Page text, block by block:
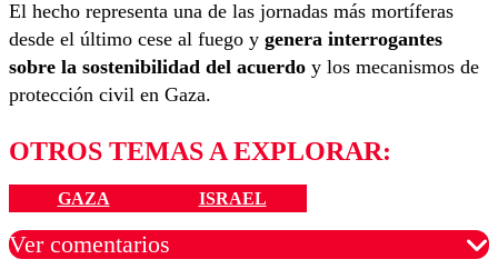
El hecho representa una de las jornadas más mortíferas
desde el último cese al fuego y genera interrogantes
sobre la sostenibilidad del acuerdo y los mecanismos de
protección civil en Gaza.
OTROS TEMAS A EXPLORAR:
GAZA ISRAEL
Ver comentarios